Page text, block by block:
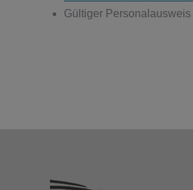
Gültiger